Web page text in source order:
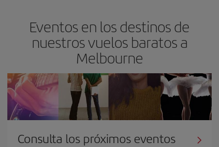
Eventos en los destinos de
nuestros vuelos baratos a
Melbourne
Consulta los próximos eventos